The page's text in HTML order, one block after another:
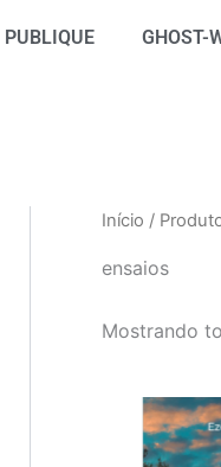
PUBLIQUE GHOST-
Início /
ensaios
Mostrando